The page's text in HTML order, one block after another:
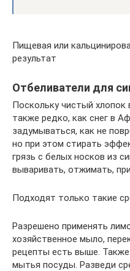
Пищевая или
результат
Отбеливатели для
Поскольку чистый хлопок
также редко, как снег в
задумываться, как не
но при этом стирать
грязь с белых носков из
вываривать, отжимать,
Подходят только такие
Разрешено применять
хозяйственное мыло,
рецепты есть выше.
мытья посуды. Разведи